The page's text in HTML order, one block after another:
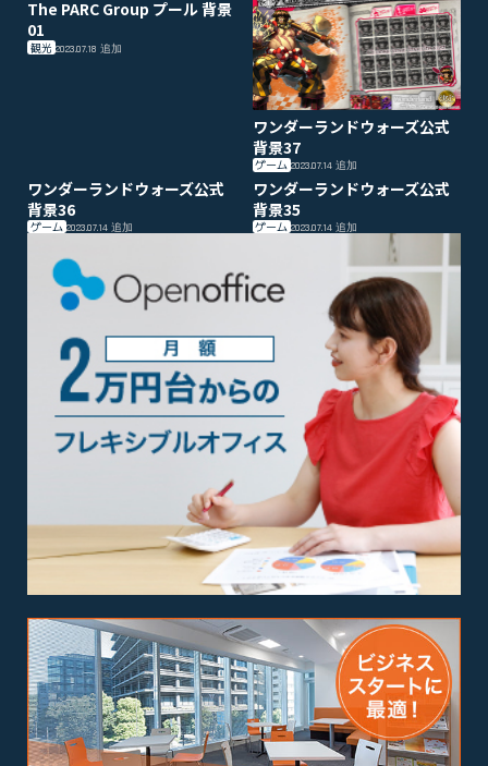
The PARC Group プール 背景
01
観光 2023.07.18 追加
ワンダーランドウォーズ公式
背景37
ゲーム 2023.07.14追加
ワンダーランドウォーズ公式
背景36
ゲーム 2023.07.14 追加
ワンダーランドウォーズ公式
背景35
ゲーム 2023.07.14追加